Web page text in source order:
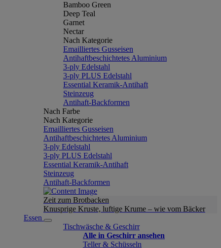
Bamboo Green
Deep Teal
Garnet
Nectar
Nach Kategorie
Emailliertes Gusseisen
Antihaftbeschichtetes Aluminium
3-ply Edelstahl
3-ply PLUS Edelstahl
Essential Keramik-Antihaft
Steinzeug
Antihaft-Backformen
Nach Farbe
Nach Kategorie
Emailliertes Gusseisen
Antihaftbeschichtetes Aluminium
3-ply Edelstahl
3-ply PLUS Edelstahl
Essential Keramik-Antihaft
Steinzeug
Antihaft-Backformen
Zeit zum Brotbacken
Knusprige Kruste, luftige Krume – wie vom Bäcker
Essen
Tischwäsche & Geschirr
Alle in Geschirr ansehen
Teller & Schüsseln